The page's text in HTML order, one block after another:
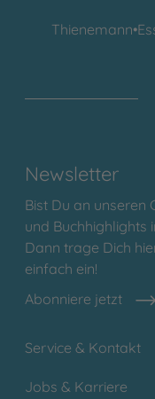
Thienemann•
Newsletter
Bist Du an unseren
und Buchhighlights
Dann trage Dich
einfach ein!
Abonniere jetzt
Service & Kontakt
Jobs & Karriere